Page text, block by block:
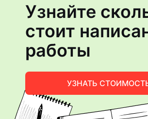
Узнайте
стоит
работы
УЗНАТЬ